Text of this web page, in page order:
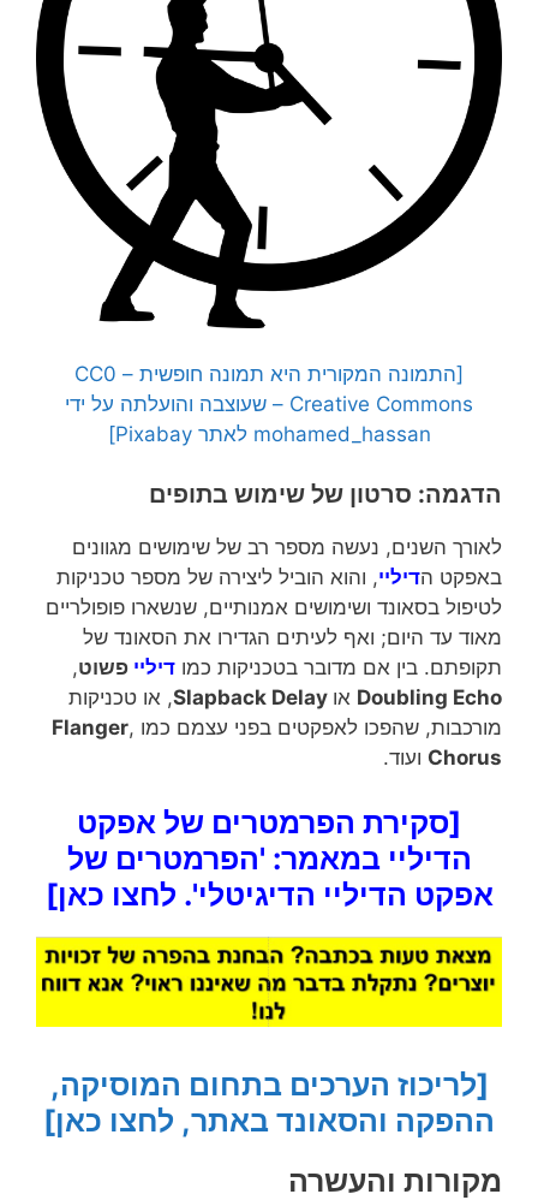
[התמונה המקורית היא תמונה חופשית – CC0
Creative Commons – שעוצבה והועלתה על ידי
mohamed_hassan לאתר Pixabay]
הדגמה: סרטון של שימוש בתופים
לאורך השנים, נעשה מספר רב של שימושים מגוונים
באפקט הדיליי, והוא הוביל ליצירה של מספר טכניקות
לטיפול בסאונד ושימושים אמנותיים, שנשארו פופולריים
מאוד עד היום; ואף לעיתים הגדירו את הסאונד של
תקופתם. בין אם מדובר בטכניקות כמו דיליי פשוט,
Doubling Echo או
, או טכניקות
מורכבות, שהפכו לאפקטים בפני עצמם כמו Flanger,
Chorus ועוד.
[סקירת הפרמטרים של אפקט
הדיליי במאמר: 'הפרמטרים של
אפקט הדיליי הדיגיטלי'. לחצו כאן]
[לריכוז הערכים בתחום המוסיקה,
ההפקה והסאונד באתר, לחצו כאן]
מקורות והעשרה